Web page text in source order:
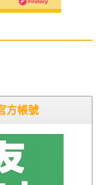
方帳號